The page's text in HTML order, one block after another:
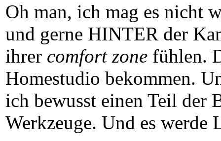
Oh man, ich mag es nicht
und gerne HINTER der
ihrer comfort zone fühlen.
Homestudio bekommen.
ich bewusst einen Teil der
Werkzeuge. Und es werde